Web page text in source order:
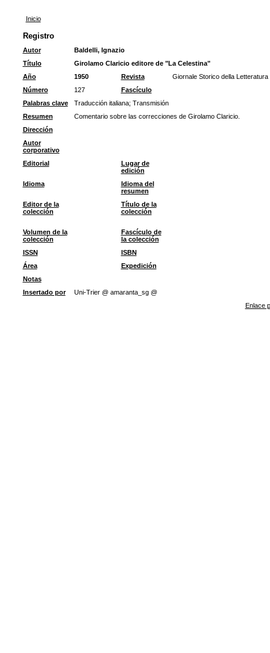
Inicio
Registro
Autor
Baldelli, Ignazio
Título
Girolamo Claricio editore de "La Celestina"
Año
1950 Revista
Giornale Storico della Letteratura
Número
127
Fascículo
Palabras clave
Traducción italiana; Transmisión
Resumen
Comentario sobre las correcciones de Girolamo Claricio.
Dirección
Autor
corporativo
Editorial
Lugar de
edición
Idioma
Idioma del
resumen
Editor de la
colección
Título de la
colección
Volumen de la
colección
Fascículo de
la colección
ISSN
ISBN
Área
Expedición
Notas
Insertado por
Uni-Trier @ amaranta_sg @
Enlace